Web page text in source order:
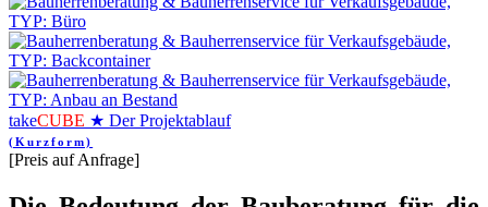
takeCUBE ★ Der Projektablauf
(Kurzform)
[Preis auf Anfrage]